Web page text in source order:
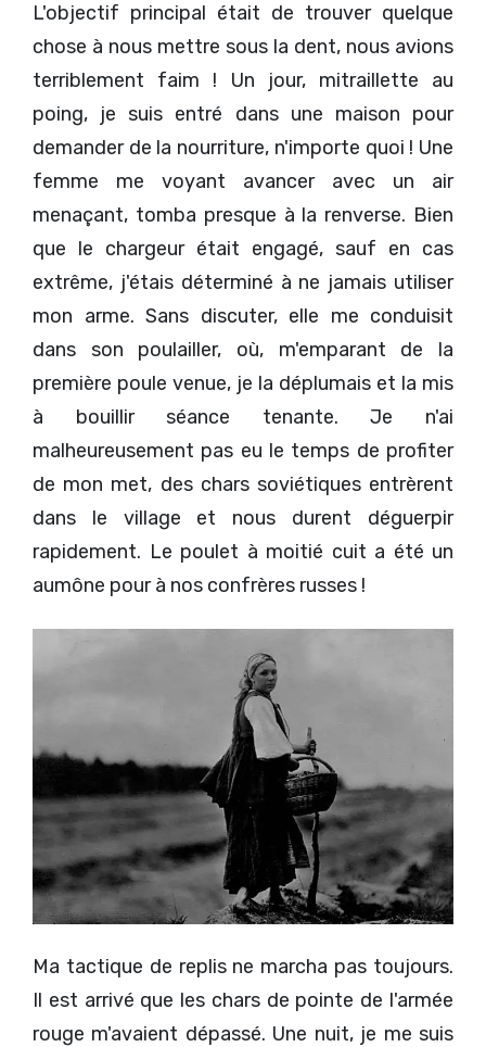
L'objectif principal était de trouver quelque
chose à nous mettre sous la dent, nous avions
terriblement faim ! Un jour, mitraillette au
poing, je suis entré dans une maison pour
demander de la nourriture, n'importe quoi ! Une
femme me voyant avancer avec un air
menaçant, tomba presque à la renverse. Bien
que le chargeur était engagé, sauf en cas
extrême, j'étais déterminé à ne jamais utiliser
mon arme. Sans discuter, elle me conduisit
dans son poulailler, où, m'emparant de la
première poule venue, je la déplumais et la mis
à bouillir séance tenante. Je n'ai
malheureusement pas eu le temps de profiter
de mon met, des chars soviétiques entrèrent
dans le village et nous durent déguerpir
rapidement. Le poulet à moitié cuit a été un
aumône pour à nos confrères russes !
Ma tactique de replis ne marcha pas toujours.
Il est arrivé que les chars de pointe de l'armée
rouge m'avaient dépassé. Une nuit, je me suis